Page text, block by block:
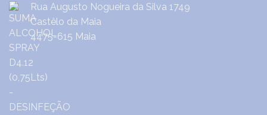
Rua Augusto Nogueira da Silva 1749
Castêlo da Maia
4475-615 Maia